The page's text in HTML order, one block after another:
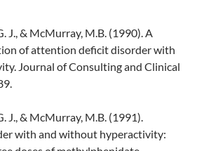
J., & McMurray, M.B. (1990). A
of attention deficit disorder with
Journal of Consulting and Clinical
J., & McMurray, M.B. (1991).
with and without hyperactivity: